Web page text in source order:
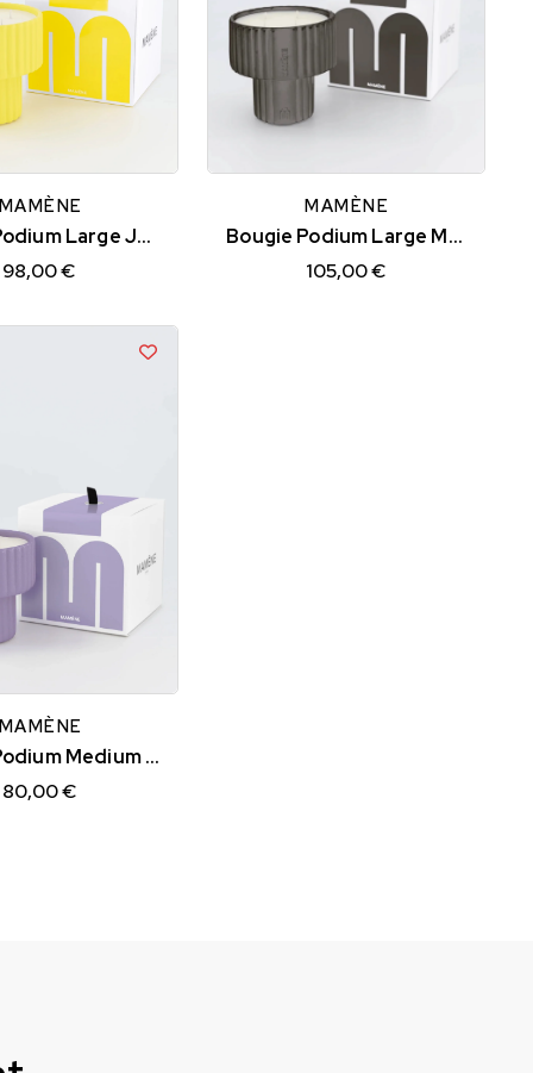
Bougie Podium Large Jaune Citron SIMONE
98,00 €
MAMÈNE
Bougie Podium Large Métal Noir MARCEL
105,00 €
Bougie Podium Medium Lilas NELSON
80,00 €